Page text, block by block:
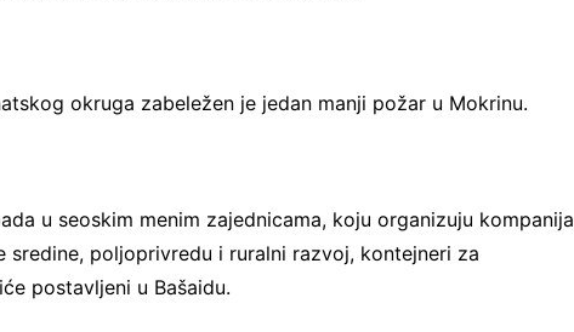
okruga zabeležen je jedan manji požar u Mokrinu.
u seoskim menim zajednicama, koju organizuju kompanija
poljoprivredu i ruralni razvoj, kontejneri za
postavljeni u Bašaidu.